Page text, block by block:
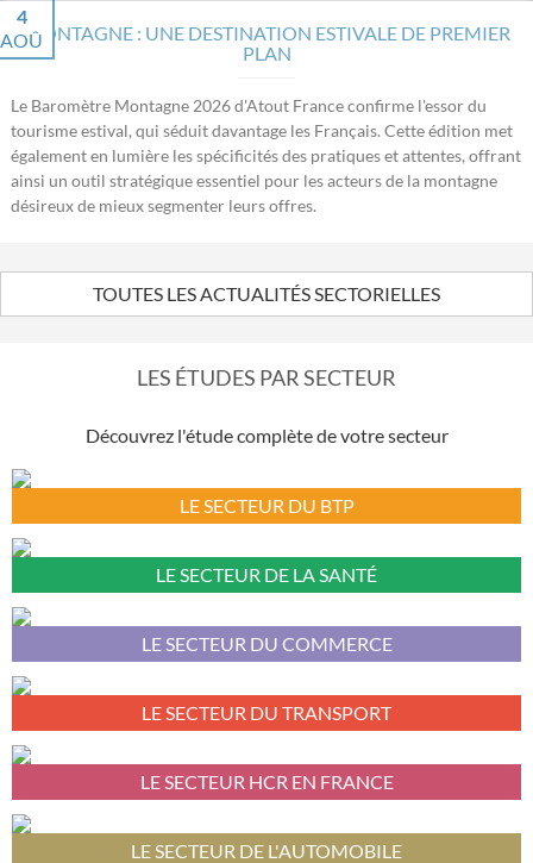
MONTAGNE : UNE DESTINATION ESTIVALE DE PREMIER
PLAN
4
AOÛ
Le Baromètre Montagne 2026 d'Atout France confirme l'essor du
tourisme estival, qui séduit davantage les Français. Cette édition met
également en lumière les spécificités des pratiques et attentes, offrant
ainsi un outil stratégique essentiel pour les acteurs de la montagne
désireux de mieux segmenter leurs offres.
TOUTES LES ACTUALITÉS SECTORIELLES
LES ÉTUDES PAR SECTEUR
Découvrez l'étude complète de votre secteur
LE SECTEUR DU BTP
LE SECTEUR DE LA SANTÉ
LE SECTEUR DU COMMERCE
LE SECTEUR DU TRANSPORT
LE SECTEUR HCR EN FRANCE
LE SECTEUR DE L'AUTOMOBILE